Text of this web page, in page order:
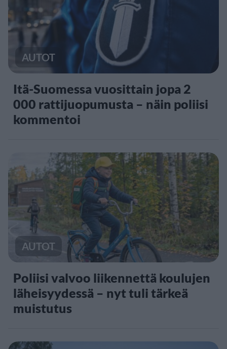
AUTOT
Itä-Suomessa vuosittain jopa 2
000 rattijuopumusta – näin poliisi
kommentoi
AUTOT
Poliisi valvoo liikennettä koulujen
läheisyydessä – nyt tuli tärkeä
muistutus